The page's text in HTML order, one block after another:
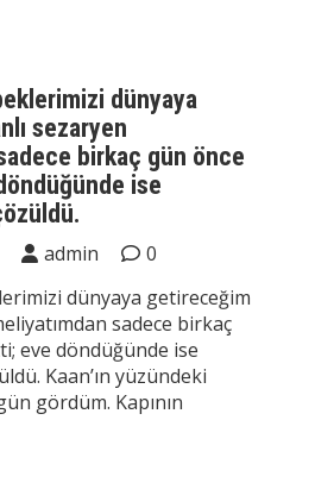
dünyaya
sezaryen
birkaç gün önce
ise
admin
0
dünyaya getireceğim
sadece birkaç
eve döndüğünde ise
Kaan’ın yüzündeki
gördüm. Kapının